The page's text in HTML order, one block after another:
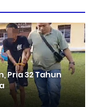
Pria 32 Tahun